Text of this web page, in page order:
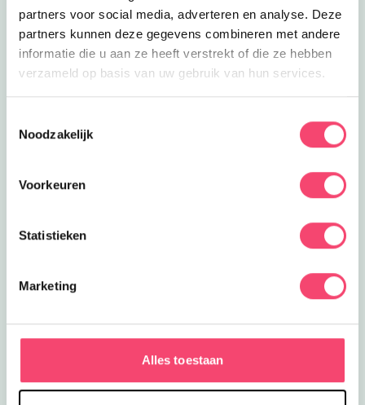
partners voor social media, adverteren en analyse. Deze
partners kunnen deze gegevens combineren met andere
informatie die u aan ze heeft verstrekt of die ze hebben
verzameld op basis van uw gebruik van hun services.
Noodzakelijk
Voorkeuren
Statistieken
Marketing
Alles toestaan
Klauter over rotsen, verken geheime paadjes, maak
een ritje in het treinje en race van de glijbaan. Bij mooi